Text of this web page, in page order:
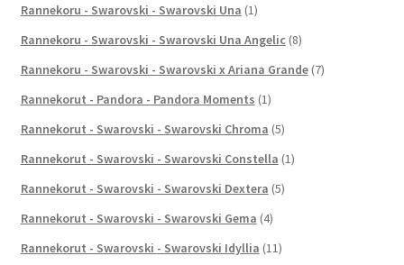
Rannekoru - Swarovski - Swarovski Una (1)
Rannekoru - Swarovski - Swarovski Una Angelic (8)
Rannekoru - Swarovski - Swarovski x Ariana Grande (7)
Rannekorut - Pandora - Pandora Moments (1)
Rannekorut - Swarovski - Swarovski Chroma (5)
Rannekorut - Swarovski - Swarovski Constella (1)
Rannekorut - Swarovski - Swarovski Dextera (5)
Rannekorut - Swarovski - Swarovski Gema (4)
Rannekorut - Swarovski - Swarovski Idyllia (11)